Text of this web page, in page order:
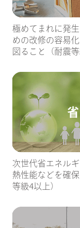
極めてまれに発
めの改修の容易
図ること（耐震
次世代省エネル
熱性能などを確
等級4以上）